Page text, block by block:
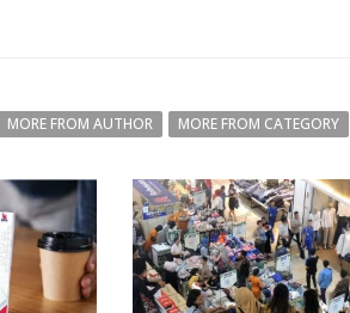
MORE FROM AUTHOR MORE FROM CATEGORY